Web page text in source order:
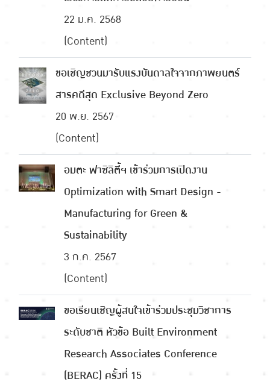
22 ม.ค. 2568
(Content)
ขอเชิญชวนมารับแรงบันดาลใจจากภาพยนตร์
สารคดีสุด Exclusive Beyond Zero
20 พ.ย. 2567
(Content)
อมตะ ฟาซิลิตี้ฯ เข้าร่วมการเปิดงาน
Optimization with Smart Design -
Manufacturing for Green &
Sustainability
3 ก.ค. 2567
(Content)
ขอเรียนเชิญผู้สนใจเข้าร่วมประชุมวิชาการ
ระดับชาติ หัวข้อ Built Environment
Research Associates Conference
(BERAC) ครั้งที่ 15